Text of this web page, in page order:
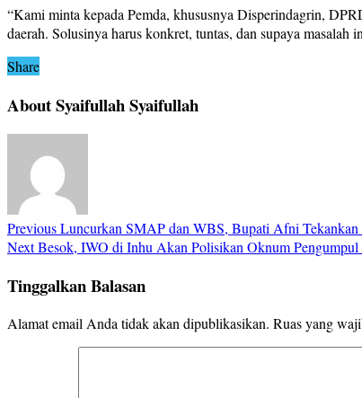
“Kami minta kepada Pemda, khususnya Disperindagrin,
daerah. Solusinya harus konkret, tuntas, dan supaya
Share
About Syaifullah Syaifullah
PreviousLuncurkan SMAP dan WBS, Bupati Afni
NextBesok, IWO di Inhu Akan Polisikan Oknum
Tinggalkan Balasan
Alamat email Anda tidak akan dipublikasikan. Ruas yang